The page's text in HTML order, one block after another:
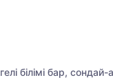
білімі бар,